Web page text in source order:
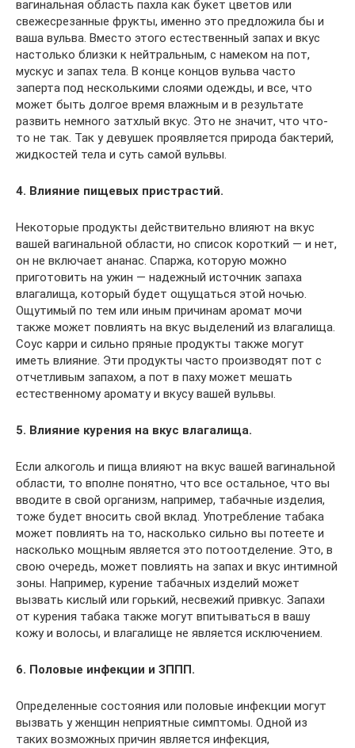
вагинальная область пахла как букет цветов или
свежесрезанные фрукты, именно это предложила бы и
ваша вульва. Вместо этого естественный запах и вкус
настолько близки к нейтральным, с намеком на пот,
мускус и запах тела. В конце концов вульва часто
заперта под несколькими слоями одежды, и все, что
может быть долгое время влажным и в результате
развить немного затхлый вкус. Это не значит, что что-
то не так. Так у девушек проявляется природа бактерий,
жидкостей тела и суть самой вульвы.
4. Влияние пищевых пристрастий.
Некоторые продукты действительно влияют на вкус
вашей вагинальной области, но список короткий — и нет,
он не включает ананас. Спаржа, которую можно
приготовить на ужин — надежный источник запаха
влагалища, который будет ощущаться этой ночью.
Ощутимый по тем или иным причинам аромат мочи
также может повлиять на вкус выделений из влагалища.
Соус карри и сильно пряные продукты также могут
иметь влияние. Эти продукты часто производят пот с
отчетливым запахом, а пот в паху может мешать
естественному аромату и вкусу вашей вульвы.
5. Влияние курения на вкус влагалища.
Если алкоголь и пища влияют на вкус вашей вагинальной
области, то вполне понятно, что все остальное, что вы
вводите в свой организм, например, табачные изделия,
тоже будет вносить свой вклад. Употребление табака
может повлиять на то, насколько сильно вы потеете и
насколько мощным является это потоотделение. Это, в
свою очередь, может повлиять на запах и вкус интимной
зоны. Например, курение табачных изделий может
вызвать кислый или горький, несвежий привкус. Запахи
от курения табака также могут впитываться в вашу
кожу и волосы, и влагалище не является исключением.
6. Половые инфекции и ЗППП.
Определенные состояния или половые инфекции могут
вызвать у женщин неприятные симптомы. Одной из
таких возможных причин является инфекция,